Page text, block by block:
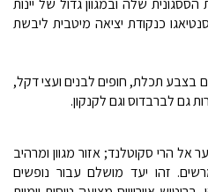
שלה ובמגוון גדול של יינות
כנקודת יציאה מיטבית ליבשת
בצבע תכלת, חופים לבנים ועצי דקל,
גם לברבדוס וגם לקנקון.
הרי סקוטלנד; אזור מגוון ומרהיב
זהו יעד מושלם עבור נופשים